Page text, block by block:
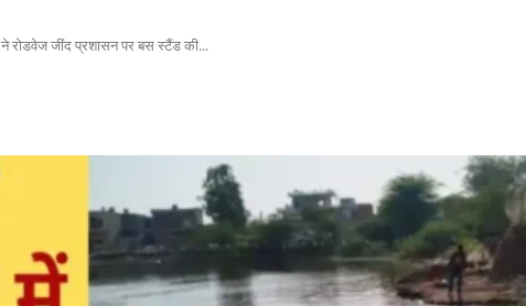
रोडवेज जींद प्रशासन पर बस स्टैंड की...